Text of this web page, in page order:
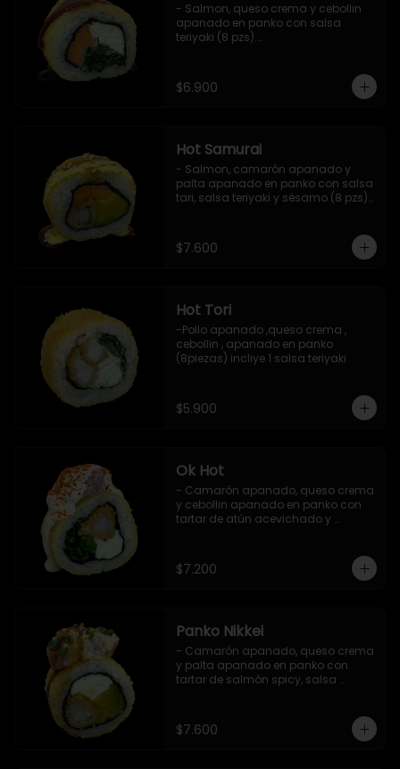
- Salmon, queso crema y cebollin
apanado en panko con salsa
teriyaki (8 pzs).
$6.900
Hot Samurai
- Salmon, camarón apanado y
palta apanado en panko con salsa
tari, salsa teriyaki y sésamo (8 pzs).
$7.600
Hot Tori
-Pollo apanado ,queso crema ,
cebollin , apanado en panko
(8piezas) incliye 1 salsa teriyaki
$5.900
Ok Hot
- Camarón apanado, queso crema
y cebollin apanado en panko con
tartar de atún acevichado y
$7.200
Panko Nikkei
- Camarón apanado, queso crema
y palta apanado en panko con
tartar de salmón spicy, salsa
$7.600